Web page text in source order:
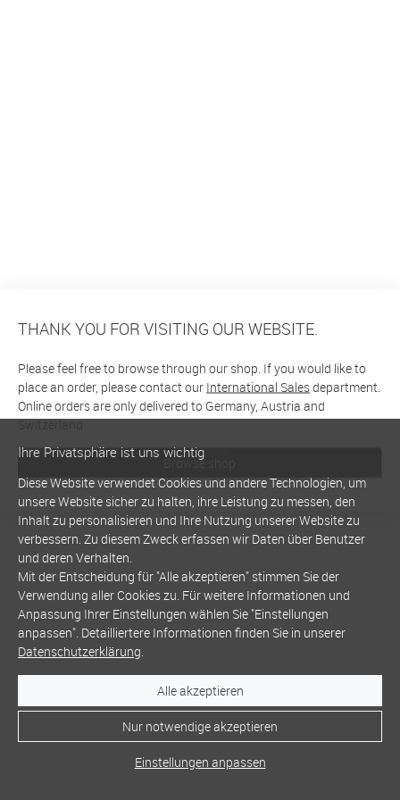
THANK YOU FOR VISITING OUR WEBSITE.
Please feel free to browse through our shop. If you would like to
place an order, please contact our International Salesdepartment.
Online orders are only delivered to Germany, Austria and
Switzerland
Browse shop
Ihre Privatsphäre ist uns wichtig
Diese Website verwendet Cookies und andere Technologien, um
unsere Website sicher zu halten, ihre Leistung zu messen, den
Inhalt zu personalisieren und Ihre Nutzung unserer Website zu
verbessern. Zu diesem Zweck erfassen wir Daten über Benutzer
und deren Verhalten.
Mit der Entscheidung für "Alle akzeptieren" stimmen Sie der
Verwendung aller Cookies zu. Für weitere Informationen und
Anpassung Ihrer Einstellungen wählen Sie "Einstellungen
anpassen". Detailliertere Informationen finden Sie in unserer
Datenschutzerklärung.
Alle akzeptieren
Nur notwendige akzeptieren
Einstellungen anpassen